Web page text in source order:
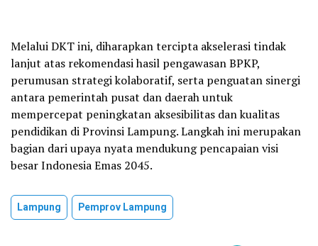
Melalui DKT ini, diharapkan tercipta akselerasi tindak
lanjut atas rekomendasi hasil pengawasan BPKP,
perumusan strategi kolaboratif, serta penguatan sinergi
antara pemerintah pusat dan daerah untuk
mempercepat peningkatan aksesibilitas dan kualitas
pendidikan di Provinsi Lampung. Langkah ini merupakan
bagian dari upaya nyata mendukung pencapaian visi
besar Indonesia Emas 2045.
Lampung Pemprov Lampung